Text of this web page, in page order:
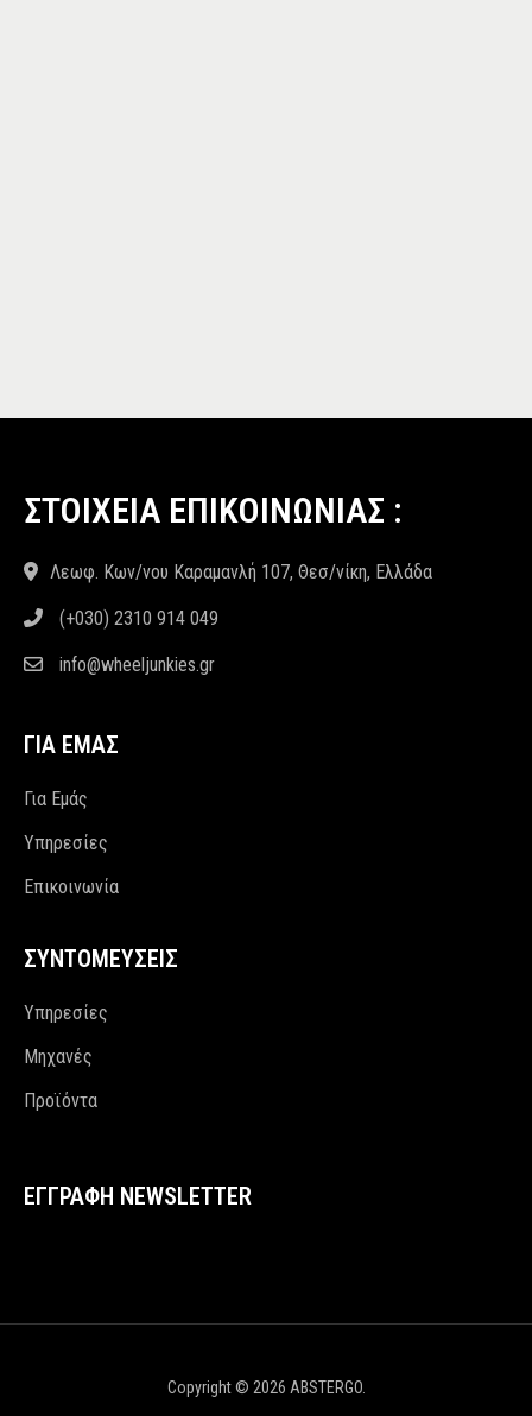
ΣΤΟΙΧΕΙΑ ΕΠΙΚΟΙΝΩΝΙΑΣ :
Λεωφ. Κων/νου Καραμανλή 107, Θεσ/νίκη, Ελλάδα
(+030) 2310 914 049
info@wheeljunkies.gr
ΓΙΑ ΕΜΑΣ
Για Εμάς
Υπηρεσίες
Επικοινωνία
ΣΥΝΤΟΜΕΥΣΕΙΣ
Υπηρεσίες
Μηχανές
Προϊόντα
ΕΓΓΡΑΦΗ NEWSLETTER
Copyright © 2026 ABSTERGO.